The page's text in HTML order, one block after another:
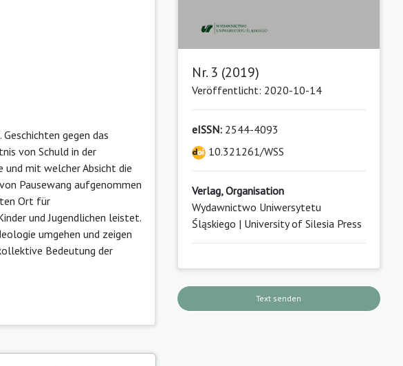
gegen das
von Schuld in der
und mit welcher Absicht die
Pausewang aufgenommen
Ort für
und Jugendlichen leistet.
umgehen und zeigen
Bedeutung der
Nr. 3 (2019)
Veröffentlicht: 2020-10-14
eISSN:2544-4093
10.321261/WSS
Verlag, Organisation
Wydawnictwo Uniwersytetu
Śląskiego | University of Silesia Press
Text senden